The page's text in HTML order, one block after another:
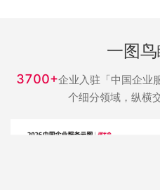
一图
3700+企业入驻「中国企业
个细分领域，纵横